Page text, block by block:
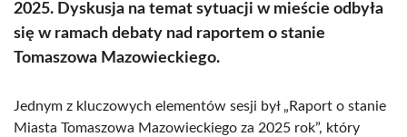
2025. Dyskusja na temat sytuacji w mieście odbyła
się w ramach debaty nad raportem o stanie
Tomaszowa Mazowieckiego.
Jednym z kluczowych elementów sesji był „Raport o stanie
Miasta Tomaszowa Mazowieckiego za 2025 rok”, który